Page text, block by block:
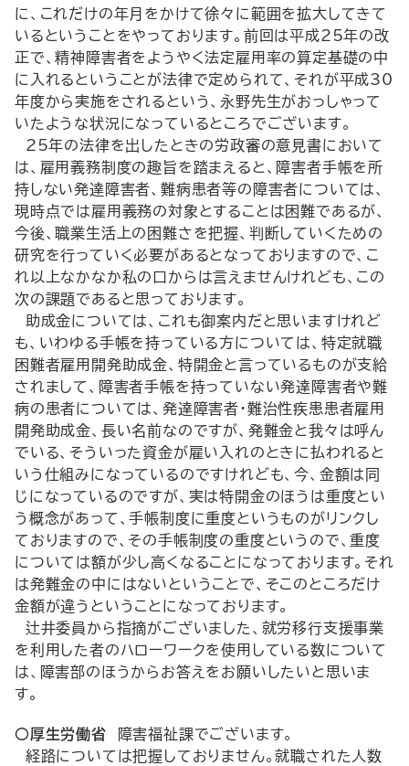
に、これだけの年月をかけて徐々に範囲を拡大してきて
いるということをやっております。前回は平成25年の改
正で、精神障害者をようやく法定雇用率の算定基礎の中
に入れるということが法律で定められて、それが平成30
年度から実施をされるという、永野先生がおっしゃって
いたような状況になっているところでございます。
25年の法律を出したときの労政審の意見書において
は、雇用義務制度の趣旨を踏まえると、障害者手帳を所
持しない発達障害者、難病患者等の障害者については、
現時点では雇用義務の対象とすることは困難であるが、
今後、職業生活上の困難さを把握、判断していくための
研究を行っていく必要があるとなっておりますので、こ
れ以上なかなか私の口からは言えませんけれども、この
次の課題であると思っております。
助成金については、これも御案内だと思いますけれど
も、いわゆる手帳を持っている方については、特定就職
困難者雇用開発助成金、特開金と言っているものが支給
されまして、障害者手帳を持っていない発達障害者や難
病の患者については、発達障害者・難治性疾患患者雇用
開発助成金、長い名前なのですが、発難金と我々は呼ん
でいる、そういった資金が雇い入れのときに払われると
いう仕組みになっているのですけれども、今、金額は同
じになっているのですが、実は特開金のほうは重度とい
う概念があって、手帳制度に重度というものがリンクし
ておりますので、その手帳制度の重度というので、重度
については額が少し高くなることになっております。それ
は発難金の中にはないということで、そこのところだけ
金額が違うということになっております。
辻井委員から指摘がございました、就労移行支援事業
を利用した者のハローワークを使用している数について
は、障害部のほうからお答えをお願いしたいと思いま
す。
○厚生労働省 障害福祉課でございます。
経路については把握しておりません。就職された人数